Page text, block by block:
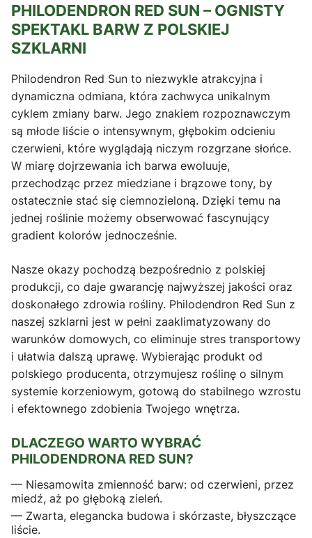
PHILODENDRON RED SUN – OGNISTY
SPEKTAKL BARW Z POLSKIEJ
SZKLARNI
Philodendron Red Sun to niezwykle atrakcyjna i
dynamiczna odmiana, która zachwyca unikalnym
cyklem zmiany barw. Jego znakiem rozpoznawczym
są młode liście o intensywnym, głębokim odcieniu
czerwieni, które wyglądają niczym rozgrzane słońce.
W miarę dojrzewania ich barwa ewoluuje,
przechodząc przez miedziane i brązowe tony, by
ostatecznie stać się ciemnozieloną. Dzięki temu na
jednej roślinie możemy obserwować fascynujący
gradient kolorów jednocześnie.
Nasze okazy pochodzą bezpośrednio z polskiej
produkcji, co daje gwarancję najwyższej jakości oraz
doskonałego zdrowia rośliny. Philodendron Red Sun z
naszej szklarni jest w pełni zaaklimatyzowany do
warunków domowych, co eliminuje stres transportowy
i ułatwia dalszą uprawę. Wybierając produkt od
polskiego producenta, otrzymujesz roślinę o silnym
systemie korzeniowym, gotową do stabilnego wzrostu
i efektownego zdobienia Twojego wnętrza.
DLACZEGO WARTO WYBRAĆ
PHILODENDRONA RED SUN?
— Niesamowita zmienność barw: od czerwieni, przez
miedź, aż po głęboką zieleń.
— Zwarta, elegancka budowa i skórzaste, błyszczące
liście.